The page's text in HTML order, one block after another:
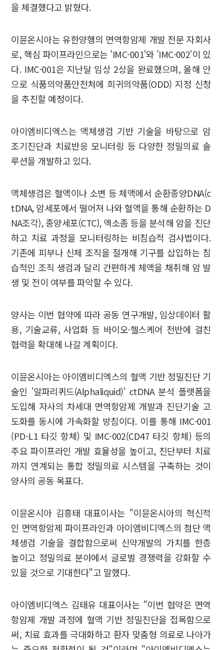
을 체결했다고 밝혔다.
이뮨온시아는 유한양행의 면역항암제 개발 전문 자회사
로, 핵심 파이프라인으로는 'IMC-001'와 'IMC-002'이 있
다. IMC-001은 지난달 임상 2상을 완료했으며, 올해 안
으로 식품의약품안전처에 희귀의약품(ODD) 지정 신청
을 추진할 예정이다.
아이엠비디엑스는 액체생검 기반 기술을 바탕으로 암
조기진단과 치료반응 모니터링 등 다양한 정밀의료 솔
루션을 개발하고 있다.
액체생검은 혈액이나 소변 등 체액에서 순환종양DNA(c
tDNA, 암세포에서 떨어져 나와 혈액을 통해 순환하는 D
NA조각), 종양세포(CTC), 엑소좀 등을 분석해 암을 진단
하고 치료 과정을 모니터링하는 비침습적 검사법이다.
기존에 피부나 신체 조직을 절개해 기구를 삽입하는 침
습적인 조직 생검과 달리 간편하게 체액을 채취해 암 발
생 및 전이 여부를 파악할 수 있다.
양사는 이번 협약에 따라 공동 연구개발, 임상데이터 활
용, 기술교류, 사업화 등 바이오·헬스케어 전반에 걸친
협력을 확대해 나갈 계획이다.
이뮨온시아는 아이엠비디엑스의 혈액 기반 정밀진단 기
술인 '알파리퀴드(Alphaliquid)' ctDNA 분석 플랫폼을
도입해 자사의 차세대 면역항암제 개발과 진단기술 고
도화를 동시에 가속화할 방침이다. 이를 통해 IMC-001
(PD-L1 타깃 항체) 및 IMC-002(CD47 타깃 항체) 등의
주요 파이프라인 개발 효율성을 높이고, 진단부터 치료
까지 연계되는 통합 정밀의료 시스템을 구축하는 것이
양사의 공동 목표다.
이뮨온시아 김흥태 대표이사는 "이뮨온시아의 혁신적
인 면역항암제 파이프라인과 아이엠비디엑스의 첨단 액
체생검 기술을 결합함으로써 신약개발의 가치를 한층
높이고 정밀의료 분야에서 글로벌 경쟁력을 강화할 수
있을 것으로 기대한다"고 말했다.
아이엠비디엑스 김태유 대표이사는 "이번 협약은 면역
항암제 개발 과정에 혈액 기반 정밀진단을 접목함으로
써, 치료 효과를 극대화하고 환자 맞춤형 의료로 나아가